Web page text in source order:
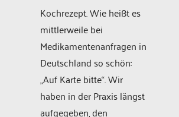
Kochrezept. Wie heißt es
mittlerweile bei
Medikamentenanfragen in
Deutschland so schön:
„Auf Karte bitte“. Wir
haben in der Praxis längst
aufgegeben, den